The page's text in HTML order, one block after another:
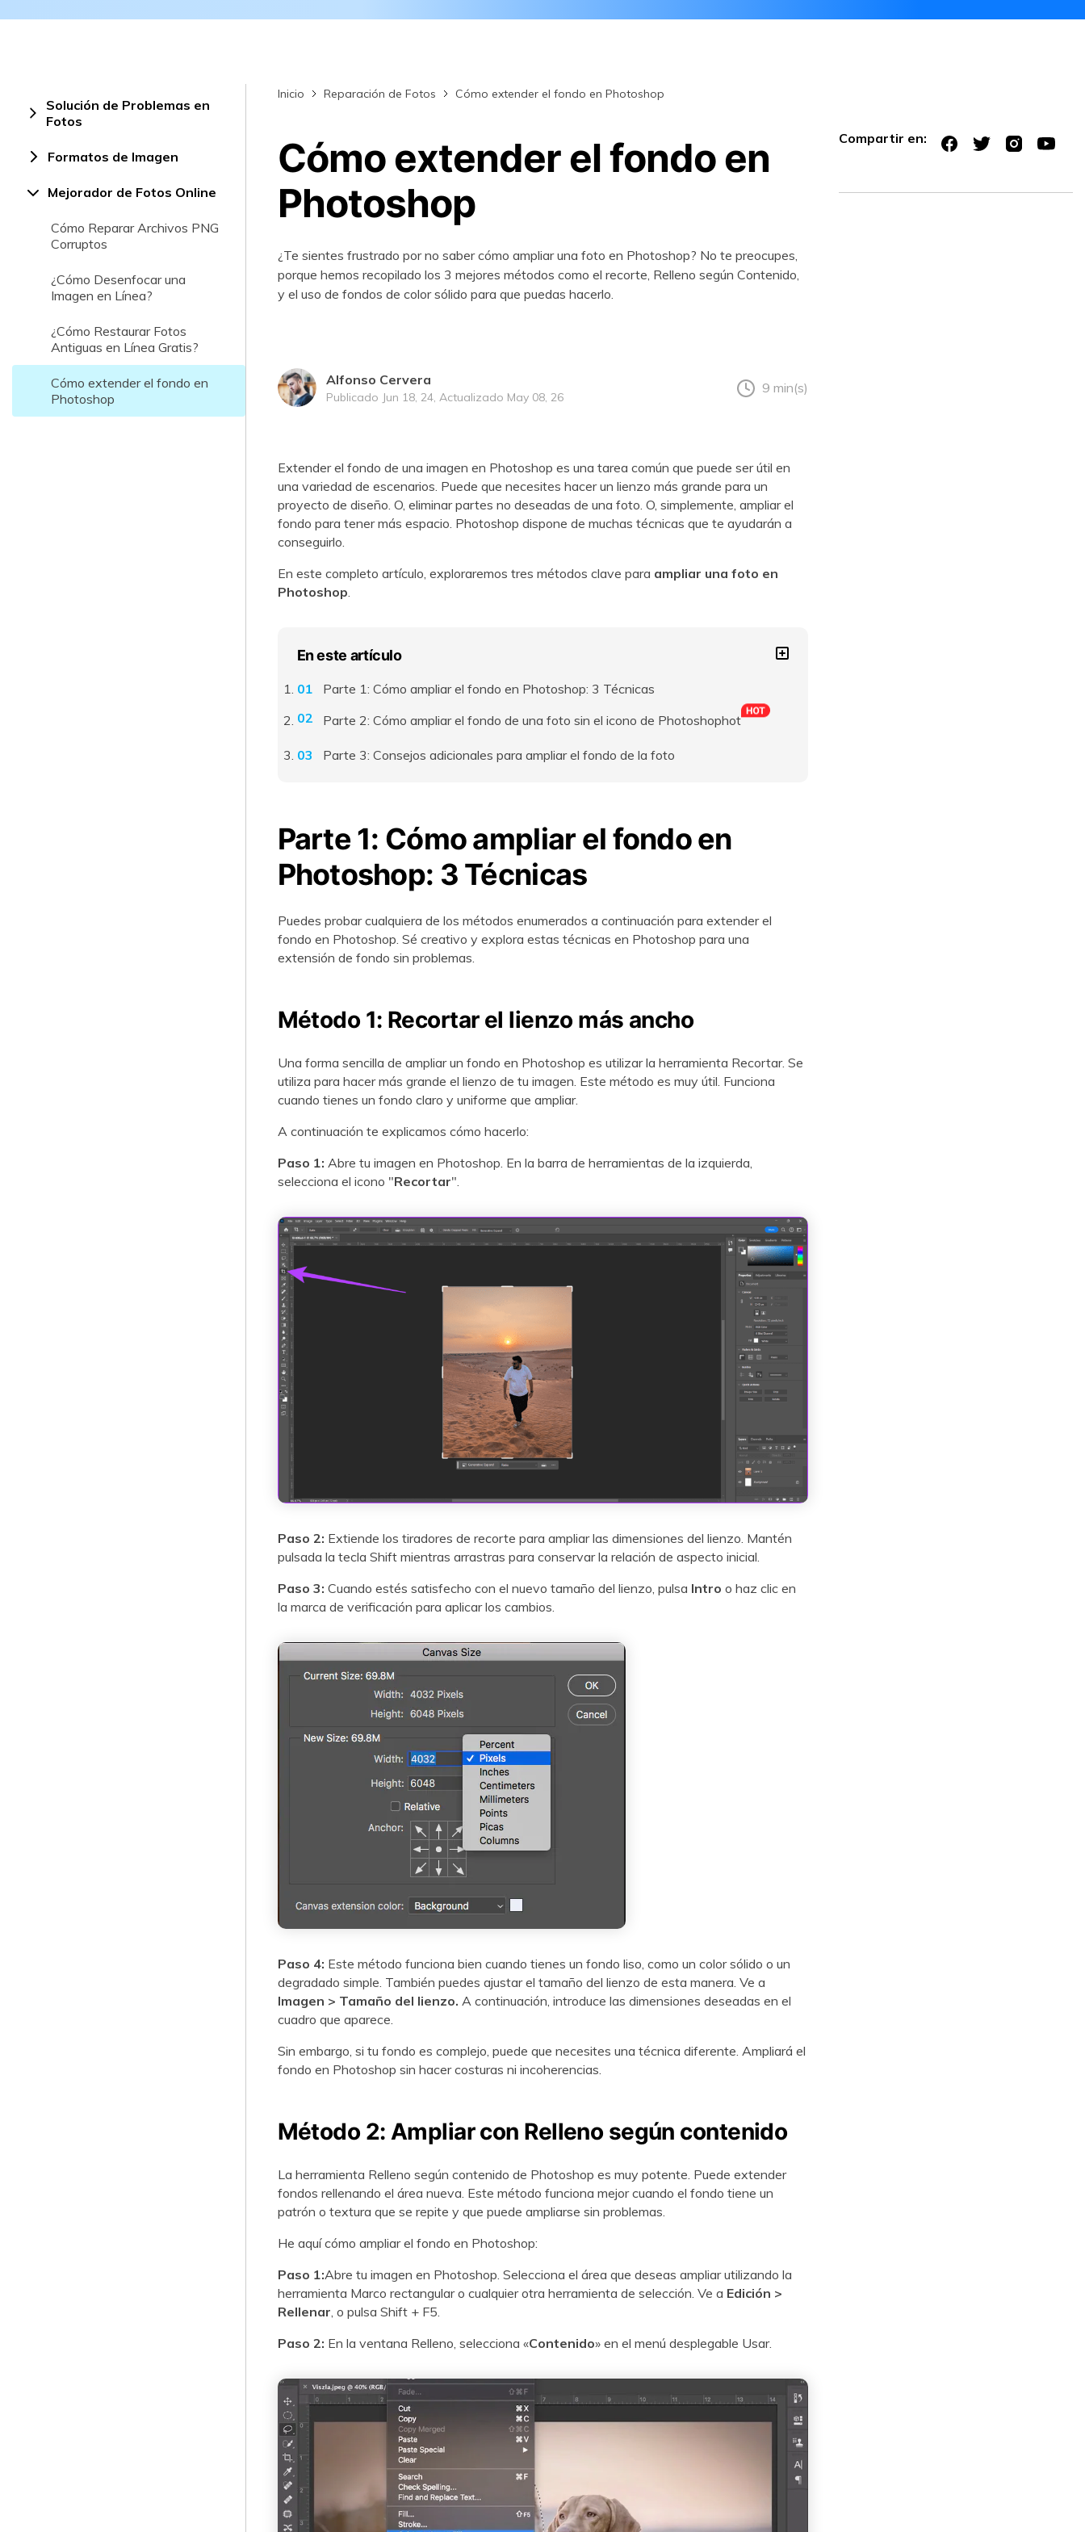
Descubre Más Soluciones
Solución de Problemas en
Fotos
Formatos de Imagen
Mejorador de Fotos Online
Cómo Reparar Archivos PNG
Corruptos
¿Cómo Desenfocar una
Imagen en Línea?
¿Cómo Restaurar Fotos
Antiguas en Línea Gratis?
Cómo extender el fondo en
Photoshop
Inicio Reparación de Fotos Cómo extender el fondo en Photoshop
Cómo extender el fondo en
Photoshop
¿Te sientes frustrado por no saber cómo ampliar una foto en Photoshop? No te preocupes,
porque hemos recopilado los 3 mejores métodos como el recorte, Relleno según Contenido,
y el uso de fondos de color sólido para que puedas hacerlo.
Alfonso Cervera
Publicado Jun 18, 24, Actualizado May 08, 26
9 min(s)
Extender el fondo de una imagen en Photoshop es una tarea común que puede ser útil en
una variedad de escenarios. Puede que necesites hacer un lienzo más grande para un
proyecto de diseño. O, eliminar partes no deseadas de una foto. O, simplemente, ampliar el
fondo para tener más espacio. Photoshop dispone de muchas técnicas que te ayudarán a
conseguirlo.
En este completo artículo, exploraremos tres métodos clave para ampliar una foto en
Photoshop.
En este artículo
Parte 1: Cómo ampliar el fondo en Photoshop: 3 Técnicas
Parte 2: Cómo ampliar el fondo de una foto sin el icono de Photoshophot
Parte 3: Consejos adicionales para ampliar el fondo de la foto
Parte 1: Cómo ampliar el fondo en
Photoshop: 3 Técnicas
Puedes probar cualquiera de los métodos enumerados a continuación para extender el
fondo en Photoshop. Sé creativo y explora estas técnicas en Photoshop para una
extensión de fondo sin problemas.
Método 1: Recortar el lienzo más ancho
Una forma sencilla de ampliar un fondo en Photoshop es utilizar la herramienta Recortar. Se
utiliza para hacer más grande el lienzo de tu imagen. Este método es muy útil. Funciona
cuando tienes un fondo claro y uniforme que ampliar.
A continuación te explicamos cómo hacerlo:
Paso 1: Abre tu imagen en Photoshop. En la barra de herramientas de la izquierda,
selecciona el icono "Recortar".
Paso 2: Extiende los tiradores de recorte para ampliar las dimensiones del lienzo. Mantén
pulsada la tecla Shift mientras arrastras para conservar la relación de aspecto inicial.
Paso 3: Cuando estés satisfecho con el nuevo tamaño del lienzo, pulsa Intro o haz clic en
la marca de verificación para aplicar los cambios.
Paso 4: Este método funciona bien cuando tienes un fondo liso, como un color sólido o un
degradado simple. También puedes ajustar el tamaño del lienzo de esta manera. Ve a
Imagen > Tamaño del lienzo. A continuación, introduce las dimensiones deseadas en el
cuadro que aparece.
Sin embargo, si tu fondo es complejo, puede que necesites una técnica diferente. Ampliará el
fondo en Photoshop sin hacer costuras ni incoherencias.
Método 2: Ampliar con Relleno según contenido
La herramienta Relleno según contenido de Photoshop es muy potente. Puede extender
fondos rellenando el área nueva. Este método funciona mejor cuando el fondo tiene un
patrón o textura que se repite y que puede ampliarse sin problemas.
He aquí cómo ampliar el fondo en Photoshop:
Paso 1:Abre tu imagen en Photoshop. Selecciona el área que deseas ampliar utilizando la
herramienta Marco rectangular o cualquier otra herramienta de selección. Ve a Edición >
Rellenar , o pulsa Shift + F5.
Paso 2: En la ventana Relleno, selecciona «Contenido» en el menú desplegable Usar.
Compartir en: